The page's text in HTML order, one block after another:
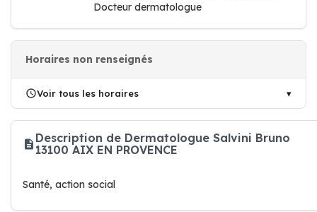
Docteur dermatologue
Horaires non renseignés
Voir tous les horaires
Description de Dermatologue Salvini Bruno
13100 AIX EN PROVENCE
Santé, action social